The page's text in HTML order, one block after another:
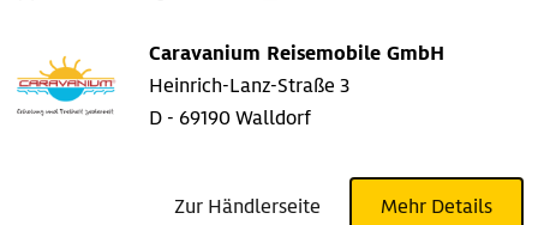
Caravanium Reisemobile GmbH
Heinrich-Lanz-Straße 3
D - 69190 Walldorf
Zur Händlerseite Mehr Details